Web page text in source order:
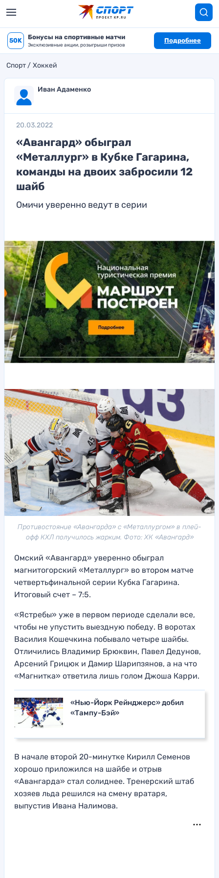
50K Бонусы на спортивные матчи
Эксклюзивные акции, розыгрыши призов
Подробнее
Спорт Хоккей
Иван Адаменко
20.03.2022
«Авангард» обыграл
«Металлург» в Кубке Гагарина,
команды на двоих забросили 12
шайб
Омичи уверенно ведут в серии
Противостояние «Авангарда» с «Металлургом» в плей-
офф КХЛ получилось жарким. Фото: ХК «Авангард»
Омский «Авангард» уверенно обыграл
магнитогорский «Металлург» во втором матче
четвертьфинальной серии Кубка Гагарина.
Итоговый счет – 7:5.
«Ястребы» уже в первом периоде сделали все,
чтобы не упустить выездную победу. В воротах
Василия Кошечкина побывало четыре шайбы.
Отличились Владимир Брюквин, Павел Дедунов,
Арсений Грицюк и Дамир Шарипзянов, а на что
«Магнитка» ответила лишь голом Джоша Карри.
«Нью-Йорк Рейнджерс» добил
«Тампу-Бэй»
В начале второй 20-минутке Кирилл Семенов
хорошо приложился на шайбе и отрыв
«Авангарда» стал солиднее. Тренерский штаб
хозяев льда решился на смену вратаря,
выпустив Ивана Налимова.